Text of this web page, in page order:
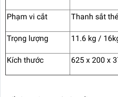
Phạm vi cắt Thanh sắt
Trọng lượng 11.6 kg /
Kích thước 625 x 200 x